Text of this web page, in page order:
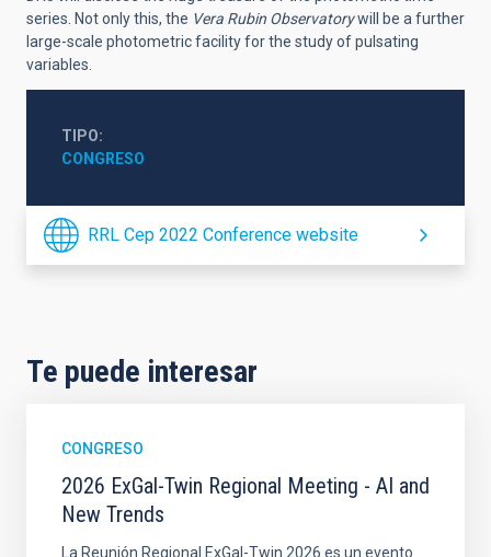
series. Not only this, the Vera Rubin Observatorywill be a further
large-scale photometric facility for the study of pulsating
variables.
TIPO
CONGRESO
RRL Cep 2022 Conference website
Te puede interesar
CONGRESO
2026 ExGal-Twin Regional Meeting - AI and
New Trends
La Reunión Regional ExGal-Twin 2026 es un evento